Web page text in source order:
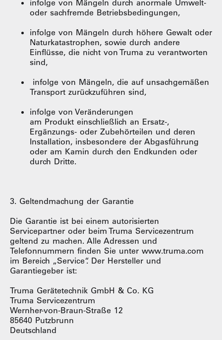
infolge von Mängeln durch anormale Umwelt-
oder sachfremde Betriebsbedingungen,
infolge von Mängeln durch höhere Gewalt oder
Naturkatastrophen, sowie durch andere
Einflüsse, die nicht von Truma zu verantworten
sind,
infolge von Mängeln, die auf unsachgemäßen
Transport zurückzuführen sind,
infolge von Veränderungen
am Produkt einschließlich an Ersatz-,
Ergänzungs- oder Zubehörteilen und deren
Installation, insbesondere der Abgasführung
oder am Kamin durch den Endkunden oder
durch Dritte.
3. Geltendmachung der Garantie
Die Garantie ist bei einem autorisierten
Servicepartner oder beim Truma Servicezentrum
geltend zu machen. Alle Adressen und
Telefonnummern finden Sie unter www.truma.com
im Bereich „Service“. Der Hersteller und
Garantiegeber ist:
Truma Gerätetechnik GmbH & Co. KG
Truma Servicezentrum
Wernher-von-Braun-Straße 12
85640 Putzbrunn
Deutschland